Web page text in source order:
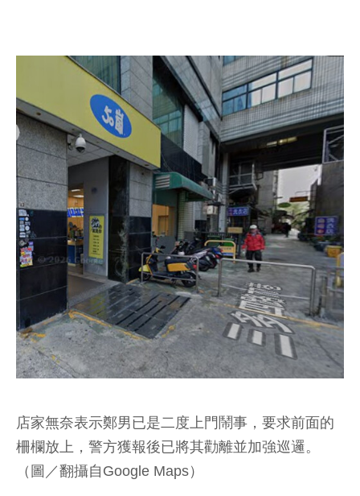
店家無奈表示鄭男已是二度上門鬧事，要求前面的
柵欄放上，警方獲報後已將其勸離並加強巡邏。
（圖／翻攝自Google Maps）